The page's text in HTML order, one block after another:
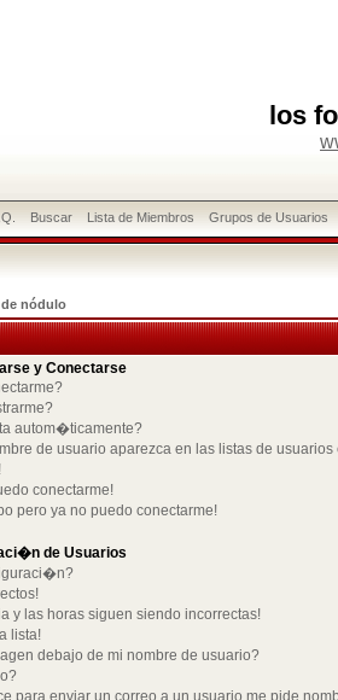
los
Buscar Lista de Miembros Grupos de Usuarios
nódulo
y Conectarse
autom�ticamente?
de usuario aparezca en las listas de usuarios
conectarme!
pero ya no puedo conectarme!
de Usuarios
las horas siguen siendo incorrectas!
lista!
debajo de mi nombre de usuario?
para enviar un correo a un usuario me pide